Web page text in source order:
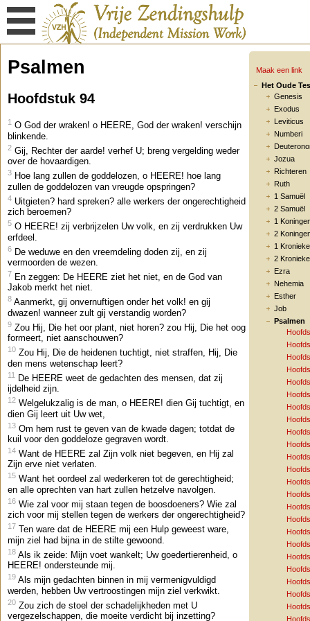
Maak een link
Het Oude
Genesis
Exodus
Leviticus
Numberi
Jozua
Richteren
Ruth
1 Samuël
2 Samuël
1
2
1
2
Ezra
Nehemia
Esther
Job
Psalmen
Psalmen
Hoofdstuk 94
1 O God der wraken! o HEERE, God der wraken! verschijn
blinkende.
2 Gij, Rechter der aarde! verhef U; breng vergelding weder
over de hovaardigen.
3 Hoe lang zullen de goddelozen, o HEERE! hoe lang
zullen de goddelozen van vreugde opspringen?
4 Uitgieten? hard spreken? alle werkers der ongerechtigheid
zich beroemen?
5 O HEERE! zij verbrijzelen Uw volk, en zij verdrukken Uw
erfdeel.
6 De weduwe en den vreemdeling doden zij, en zij
vermoorden de wezen.
7 En zeggen: De HEERE ziet het niet, en de God van
Jakob merkt het niet.
8 Aanmerkt, gij onvernuftigen onder het volk! en gij
dwazen! wanneer zult gij verstandig worden?
9 Zou Hij, Die het oor plant, niet horen? zou Hij, Die het oog
formeert, niet aanschouwen?
10 Zou Hij, Die de heidenen tuchtigt, niet straffen, Hij, Die
den mens wetenschap leert?
11
De HEERE weet de gedachten des mensen, dat zij
ijdelheid zijn.
12 Welgelukzalig is de man, o HEERE! dien Gij tuchtigt, en
dien Gij leert uit Uw wet,
13 Om hem rust te geven van de kwade dagen; totdat de
kuil voor den goddeloze gegraven wordt.
14 Want de HEERE zal Zijn volk niet begeven, en Hij zal
Zijn erve niet verlaten.
15 Want het oordeel zal wederkeren tot de gerechtigheid;
en alle oprechten van hart zullen hetzelve navolgen.
16 Wie zal voor mij staan tegen de boosdoeners? Wie zal
zich voor mij stellen tegen de werkers der ongerechtigheid?
17
Ten ware dat de HEERE mij een Hulp geweest ware,
mijn ziel had bijna in de stilte gewoond.
18 Als ik zeide: Mijn voet wankelt; Uw goedertierenheid, o
HEERE! ondersteunde mij.
19 Als mijn gedachten binnen in mij vermenigvuldigd
werden, hebben Uw vertroostingen mijn ziel verkwikt.
20 Zou zich de stoel der schadelijkheden met U
vergezelschappen, die moeite verdicht bij inzetting?